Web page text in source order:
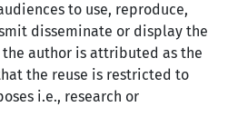
to use, reproduce,
disseminate or display the
author is attributed as the
the reuse is restricted to
i.e., research or